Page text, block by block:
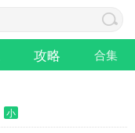
攻略 合集
小